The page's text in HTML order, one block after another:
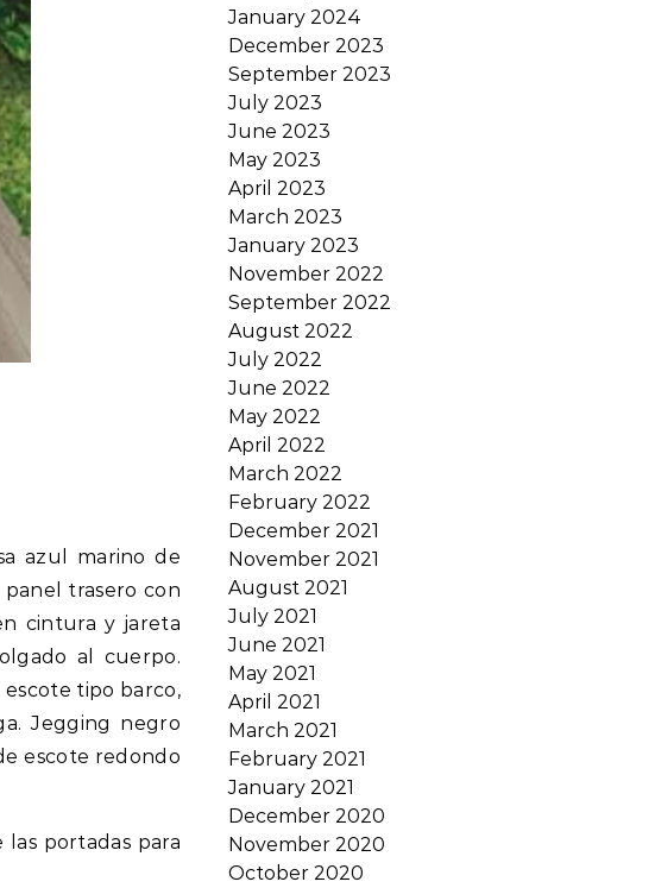
azul marino de
trasero con
cintura y jareta
al cuerpo.
tipo barco,
Jegging negro
escote redondo
portadas para
January 2024
December 2023
September 2023
July 2023
June 2023
May 2023
April 2023
March 2023
January 2023
November 2022
September 2022
August 2022
July 2022
June 2022
May 2022
April 2022
March 2022
February 2022
December 2021
November 2021
August 2021
July 2021
June 2021
May 2021
April 2021
March 2021
February 2021
January 2021
December 2020
November 2020
October 2020